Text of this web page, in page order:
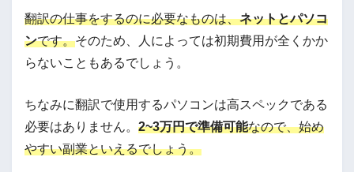
翻訳の仕事をするのに必要なものは、ネットとパソコ
ンです。そのため、人によっては初期費用が全くかか
らないこともあるでしょう。
ちなみに翻訳で使用するパソコンは高スペックである
必要はありません。 2~3万円で準備可能なので、始め
やすい副業といえるでしょう。